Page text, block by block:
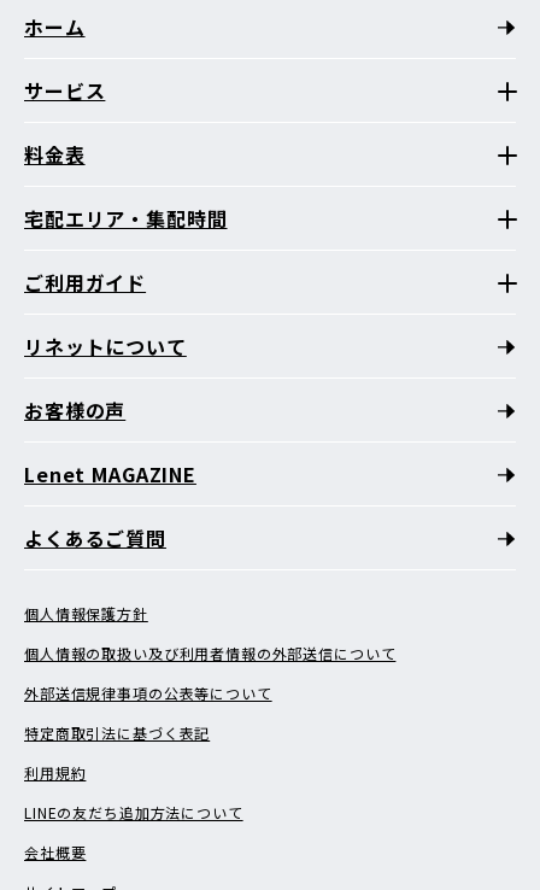
ホーム
サービス
料金表
宅配エリア・集配時間
ご利用ガイド
リネットについて
お客様の声
Lenet MAGAZINE
よくあるご質問
個人情報保護方針
個人情報の取扱い及び利用者情報の外部送信について
外部送信規律事項の公表等について
特定商取引法に基づく表記
利用規約
LINEの友だち追加方法について
会社概要